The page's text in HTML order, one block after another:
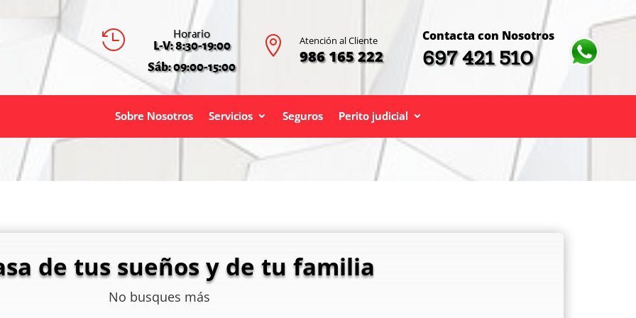
 Horario
L-V: 8:30-19:00
Sáb: 09:00-15:00
 Atención al Cliente
986 165 222
Contacta con Nosotros
697 421 510
Sobre Nosotros Servicios Seguros Perito judicial
de tus sueños y de tu familia
No busques más